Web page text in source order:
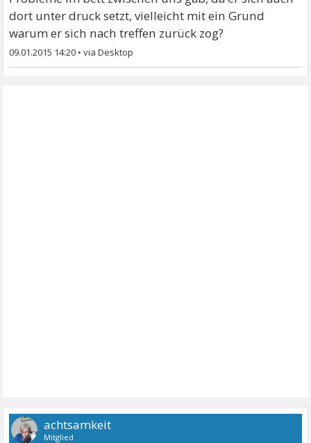
dort unter druck setzt, vielleicht mit ein Grund
warum er sich nach treffen zurück zog?
09.01.2015 14:20 •
achtsamkeit
Mitglied